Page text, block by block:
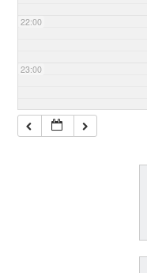
22:00
23:00